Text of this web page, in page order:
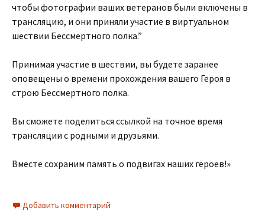
чтобы фотографии ваших ветеранов были включены в
трансляцию, и они приняли участие в виртуальном
шествии Бессмертного полка.”
Принимая участие в шествии, вы будете заранее
оповещены о времени прохождения вашего Героя в
строю Бессмертного полка.
Вы сможете поделиться ссылкой на точное время
трансляции с родными и друзьями.
Вместе сохраним память о подвигах наших героев!»
Добавить комментарий